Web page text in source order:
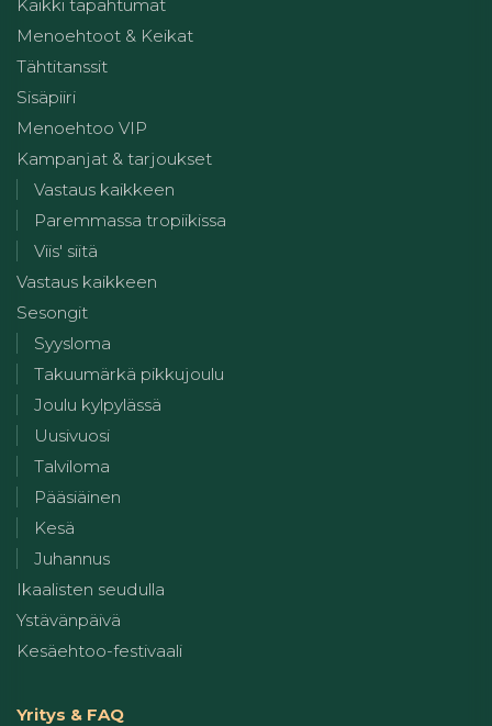
Kaikki tapahtumat
Menoehtoot & Keikat
Tähtitanssit
Sisäpiiri
Menoehtoo VIP
Kampanjat & tarjoukset
Vastaus kaikkeen
Paremmassa tropiikissa
Viis' siitä
Vastaus kaikkeen
Sesongit
Syysloma
Takuumärkä pikkujoulu
Joulu kylpylässä
Uusivuosi
Talviloma
Pääsiäinen
Kesä
Juhannus
Ikaalisten seudulla
Ystävänpäivä
Kesäehtoo-festivaali
Yritys & FAQ